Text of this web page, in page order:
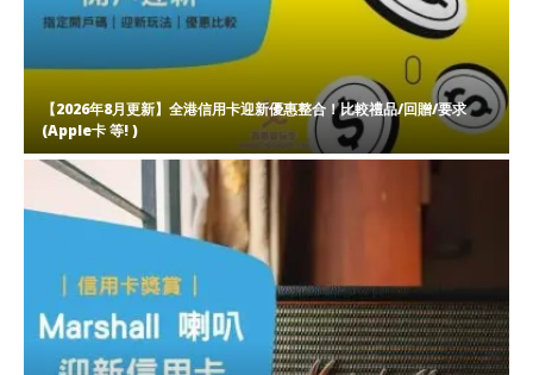
【2026年8月更新】全港信用卡迎新優惠整合！比較禮品/回贈/要求
(Apple卡 等! )